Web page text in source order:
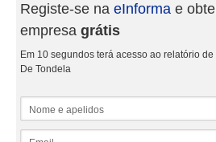
Registe-se na eInforma e
empresa grátis
Em 10 segundos terá acesso ao relatório
De Tondela